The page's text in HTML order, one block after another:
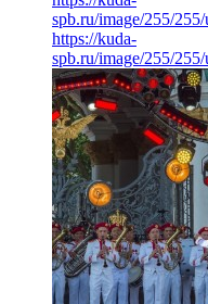
spb.ru/image/255/
https://kuda-
spb.ru/image/255/